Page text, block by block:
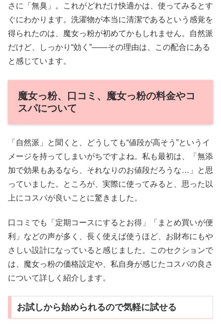
さに「無臭」。これがどれだけ快適かは、使ってみるとす
ぐにわかります。洗濯物が本当に清潔であるという感覚を
得られたのは、魔女っ粉が初めてかもしれません。自然派
だけど、しっかり“効く”——その理由は、この配合にある
と感じています。
魔女っ粉、口コミ、魔女っ粉の料金やコ
スパについて
「自然派」と聞くと、どうしても“値段が高そう”というイ
メージを持ってしまいがちですよね。私も最初は、「無添
加で効果もあるなら、それなりのお値段だろうな…」と思
っていました。ところが、実際に使ってみると、思った以
上にコスパが良いことに驚きました。
口コミでも「定期コースにするとお得」「まとめ買いが便
利」などの声が多く、長く使えば使うほど、お財布にもや
さしい設計になっていると感じました。このセクションで
は、魔女っ粉の価格設定や、私自身が感じたコスパの良さ
について詳しく紹介します。
お試しから始められるので気軽に試せる